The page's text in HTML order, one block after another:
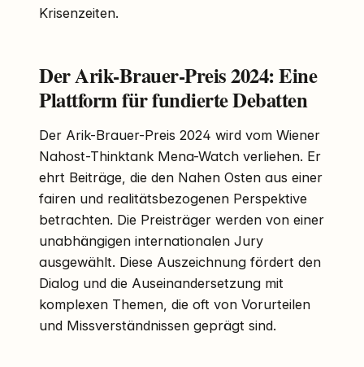
Krisenzeiten.
Der Arik-Brauer-Preis 2024: Eine
Plattform für fundierte Debatten
Der Arik-Brauer-Preis 2024 wird vom Wiener
Nahost-Thinktank Mena-Watch verliehen. Er
ehrt Beiträge, die den Nahen Osten aus einer
fairen und realitätsbezogenen Perspektive
betrachten. Die Preisträger werden von einer
unabhängigen internationalen Jury
ausgewählt. Diese Auszeichnung fördert den
Dialog und die Auseinandersetzung mit
komplexen Themen, die oft von Vorurteilen
und Missverständnissen geprägt sind.